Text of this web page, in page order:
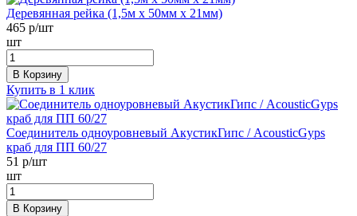
Деревянная рейка (1,5м х 50мм х 21мм)
465 р/шт
шт
В Корзину
Купить в 1 клик
Соединитель одноуровневый АкустикГипс / AcousticGyps
краб для ПП 60/27
51 р/шт
шт
В Корзину